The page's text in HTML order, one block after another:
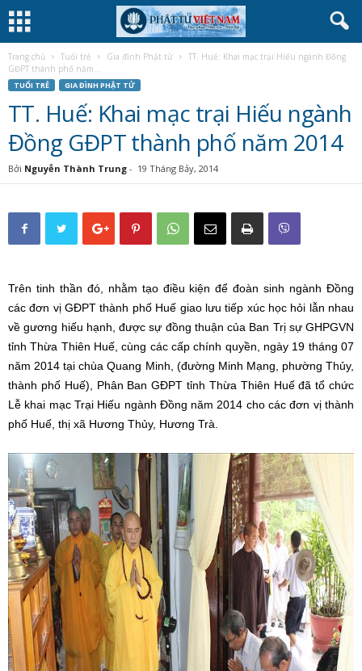
Trang chủ Tuổi trẻ Gia đình Phật tử
TT. Huế: Khai mạc trại Hiếu ngành Đồng
GĐPT thành phố năm...
TUỔI TRẺ GIA ĐÌNH PHẬT TỬ
TT. Huế: Khai mạc trại Hiếu ngành
Đồng GĐPT thành phố năm 2014
Bởi Nguyễn Thành Trung - 19 Tháng Bảy, 2014
Trên tinh thần đó, nhằm tạo điều kiện để đoàn sinh ngành Đồng
các đơn vị GĐPT thành phố Huế giao lưu tiếp xúc học hỏi lẫn nhau
về gương hiếu hạnh, được sự đồng thuận của Ban Trị sự GHPGVN
tỉnh Thừa Thiên Huế, cùng các cấp chính quyền, ngày 19 tháng 07
năm 2014 tại chùa Quang Minh, (đường Minh Mạng, phường Thủy,
thành phố Huế), Phân Ban GĐPT tỉnh Thừa Thiên Huế đã tổ chức
Lễ khai mạc Trại Hiếu ngành Đồng năm 2014 cho các đơn vị thành
phố Huế, thị xã Hương Thủy, Hương Trà.